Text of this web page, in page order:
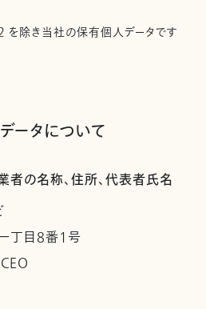
除き当社の保有個人データです
ータについて
の名称、住所、代表者氏名
丁目8番1号